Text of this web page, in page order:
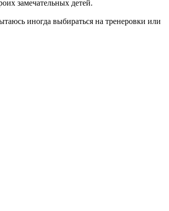
замечательных детей.
иногда выбираться на тренеровки или